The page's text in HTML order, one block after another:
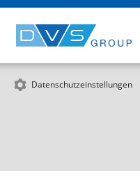
Datenschutzeinstellungen